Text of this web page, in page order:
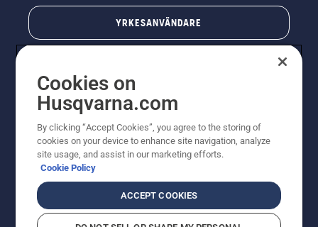
YRKESANVÄNDARE
© Husqvarna AB (publ). All rights reserved. Priserna
som visas är rekommenderade cirkapriser. Alla angivna
priser är rekommenderade försäljningspriser (inkl.
moms) om inte produkten är tillgänglig för direkt köp.
Cookies on
Husqvarna.com
By clicking “Accept Cookies”, you agree to the storing of
cookies on your device to enhance site navigation, analyze
site usage, and assist in our marketing efforts.
Cookie Policy
ACCEPT COOKIES